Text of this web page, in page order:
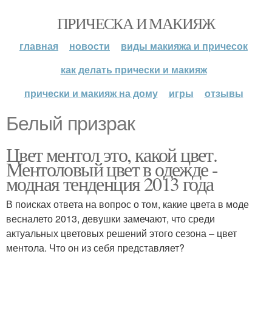
ПРИЧЕСКА И МАКИЯЖ
главная новости
виды макияжа и причесок
как делать прически и макияж
прически и макияж на дому
игры отзывы
Белый призрак
Цвет ментол это, какой цвет.
Ментоловый цвет в одежде -
модная тенденция 2013 года
В поисках ответа на вопрос о том, какие цвета в моде
весналето 2013, девушки замечают, что среди
актуальных цветовых решений этого сезона – цвет
ментола. Что он из себя представляет?